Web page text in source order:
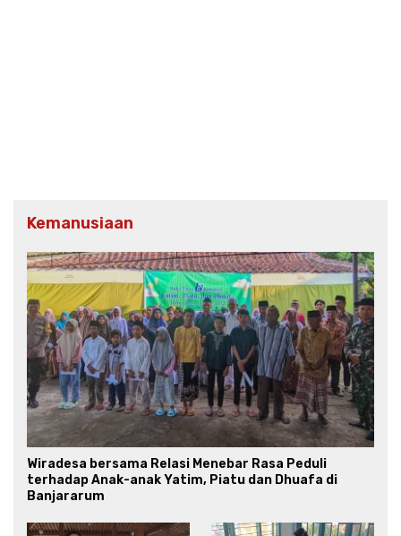
Kemanusiaan
Wiradesa bersama Relasi Menebar Rasa Peduli
terhadap Anak-anak Yatim, Piatu dan Dhuafa di
Banjararum